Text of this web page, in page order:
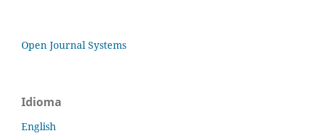
Open Journal Systems
Idioma
English